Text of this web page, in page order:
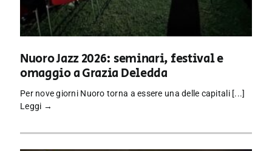
Nuoro Jazz 2026: seminari, festival e
omaggio a Grazia Deledda
Per nove giorni Nuoro torna a essere una delle capitali [...]
Leggi →